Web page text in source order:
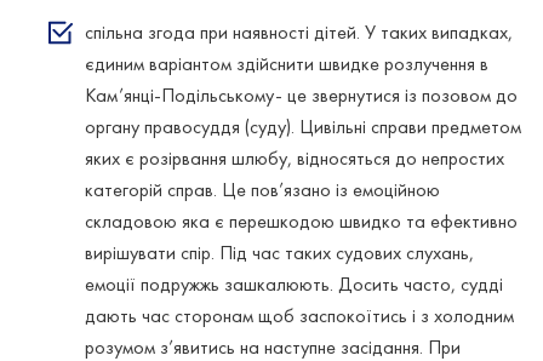
спільна згода при наявності дітей. У таких випадках,
єдиним варіантом здійснити швидке розлучення в
Кам’янці-Подільському- це звернутися із позовом до
органу правосуддя (суду). Цивільні справи предметом
яких є розірвання шлюбу, відносяться до непростих
категорій справ. Це пов’язано із емоційною
складовою яка є перешкодою швидко та ефективно
вирішувати спір. Під час таких судових слухань,
емоції подружжь зашкалюють. Досить часто, судді
дають час сторонам щоб заспокоїтись і з холодним
розумом з’явитись на наступне засідання. При